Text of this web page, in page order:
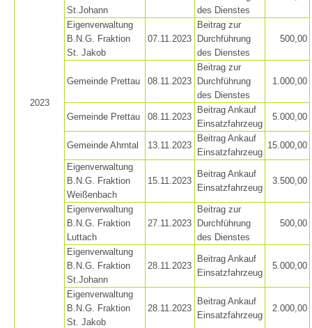
Contact
2023
St.Johann
des Dienstes
Eigenverwaltung
B.N.G. Fraktion
St. Jakob
07.11.2023
Beitrag zur
Durchführung
des Dienstes
500,00
Gemeinde Prettau 08.11.2023
Beitrag zur
Durchführung
des Dienstes
1.000,00
Gemeinde Prettau 08.11.2023
Beitrag Ankauf
Einsatzfahrzeug
5.000,00
Gemeinde Ahrntal 13.11.2023
Beitrag Ankauf
Einsatzfahrzeug
15.000,00
Eigenverwaltung
B.N.G. Fraktion
Weißenbach
15.11.2023
Beitrag Ankauf
Einsatzfahrzeug
3.500,00
Eigenverwaltung
B.N.G. Fraktion
Luttach
27.11.2023
Beitrag zur
Durchführung
des Dienstes
500,00
Eigenverwaltung
B.N.G. Fraktion
St.Johann
28.11.2023
Beitrag Ankauf
Einsatzfahrzeug
5.000,00
Eigenverwaltung
B.N.G. Fraktion
St. Jakob
28.11.2023
Beitrag Ankauf
Einsatzfahrzeug
2.000,00